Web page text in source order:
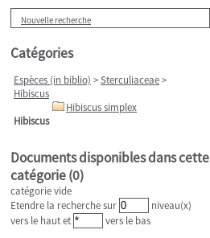
Nouvelle recherche
Catégories
Espèces (in biblio) >Sterculiaceae>
Hibiscus
Hibiscus simplex
Hibiscus
Documents disponibles dans cette
catégorie (0)
catégorie vide
Etendre la recherche sur
niveau(x)
vers le haut et
vers le bas